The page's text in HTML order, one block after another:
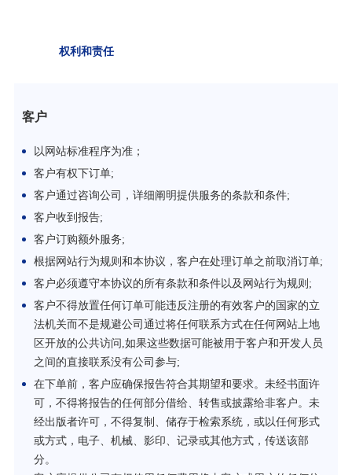
权利和责任
客户
以网站标准程序为准；
客户有权下订单;
客户通过咨询公司，详细阐明提供服务的条款和条件;
客户收到报告;
客户订购额外服务;
根据网站行为规则和本协议，客户在处理订单之前取消订单;
客户必须遵守本协议的所有条款和条件以及网站行为规则;
客户不得放置任何订单可能违反注册的有效客户的国家的立
法机关而不是规避公司通过将任何联系方式在任何网站上地
区开放的公共访问,如果这些数据可能被用于客户和开发人员
之间的直接联系没有公司参与;
在下单前，客户应确保报告符合其期望和要求。未经书面许
可，不得将报告的任何部分借给、转售或披露给非客户。未
经出版者许可，不得复制、储存于检索系统，或以任何形式
或方式，电子、机械、影印、记录或其他方式，传送该部
分。